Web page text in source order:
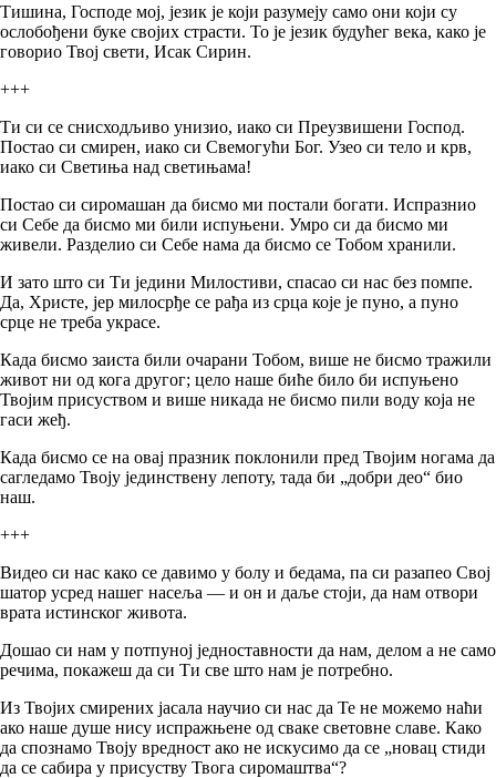
Тишина, Господе мој, језик је који разумеју само они који су
ослобођени буке својих страсти. То је језик будућег века, како је
говорио Твој свети, Исак Сирин.
+++
Ти си се снисходљиво унизио, иако си Преузвишени Господ.
Постао си смирен, иако си Свемогући Бог. Узео си тело и крв,
иако си Светиња над светињама!
Постао си сиромашан да бисмо ми постали богати. Испразнио
си Себе да бисмо ми били испуњени. Умро си да бисмо ми
живели. Разделио си Себе нама да бисмо се Тобом хранили.
И зато што си Ти једини Милостиви, спасао си нас без помпе.
Да, Христе, јер милосрђе се рађа из срца које је пуно, а пуно
срце не треба украсе.
Када бисмо заиста били очарани Тобом, више не бисмо тражили
живот ни од кога другог; цело наше биће било би испуњено
Твојим присуством и више никада не бисмо пили воду која не
гаси жеђ.
Када бисмо се на овај празник поклонили пред Твојим ногама да
сагледамо Твоју јединствену лепоту, тада би „добри део“ био
наш.
+++
Видео си нас како се давимо у болу и бедама, па си разапео Свој
шатор усред нашег насеља — и он и даље стоји, да нам отвори
врата истинског живота.
Дошао си нам у потпуној једноставности да нам, делом а не само
речима, покажеш да си Ти све што нам је потребно.
Из Твојих смирених јасала научио си нас да Те не можемо наћи
ако наше душе нису испражњене од сваке световне славе. Како
да спознамо Твоју вредност ако не искусимо да се „новац стиди
да се сабира у присуству Твога сиромаштва“?